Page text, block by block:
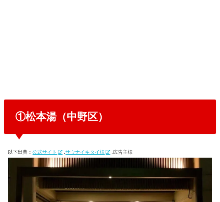
①松本湯（中野区）
以下出典：公式サイト ,サウナイキタイ様 ,広告主様